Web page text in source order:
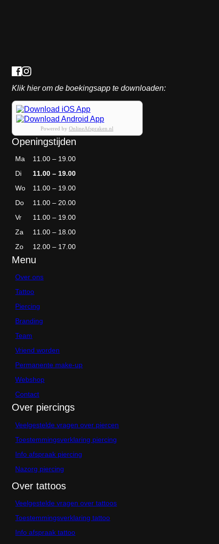
Klik hier om de boekingsapp te downloaden:
Powered by OnlineAfspraken.nl
Openingstijden
Ma
11.00 – 19.00
Di
11.00 – 19.00
Wo
11.00 – 19.00
Do
11.00 – 20.00
Vr
11.00 – 19.00
Za
11.00 – 18.00
Zo
12.00 – 17.00
Menu
Over ons
Tattoo
Piercing
Branding
Team
Vriend worden
Permanente make-up
Webshop
Contact
Over piercings
Veelgestelde vragen over piercen
Toestemmingsverklaring piercing
Info afspraak piercing
Nazorg piercing
Over tattoos
Veelgestelde vragen over tattoos
Toestemmingsverklaring tattoo
Info afspraak tattoo